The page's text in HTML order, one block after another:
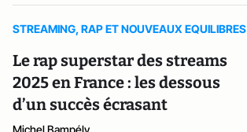
STREAMING, RAP ET NOUVEAUX EQUILIBRES
Le rap superstar des streams
2025 en France : les dessous
d’un succès écrasant
Michel Bampély